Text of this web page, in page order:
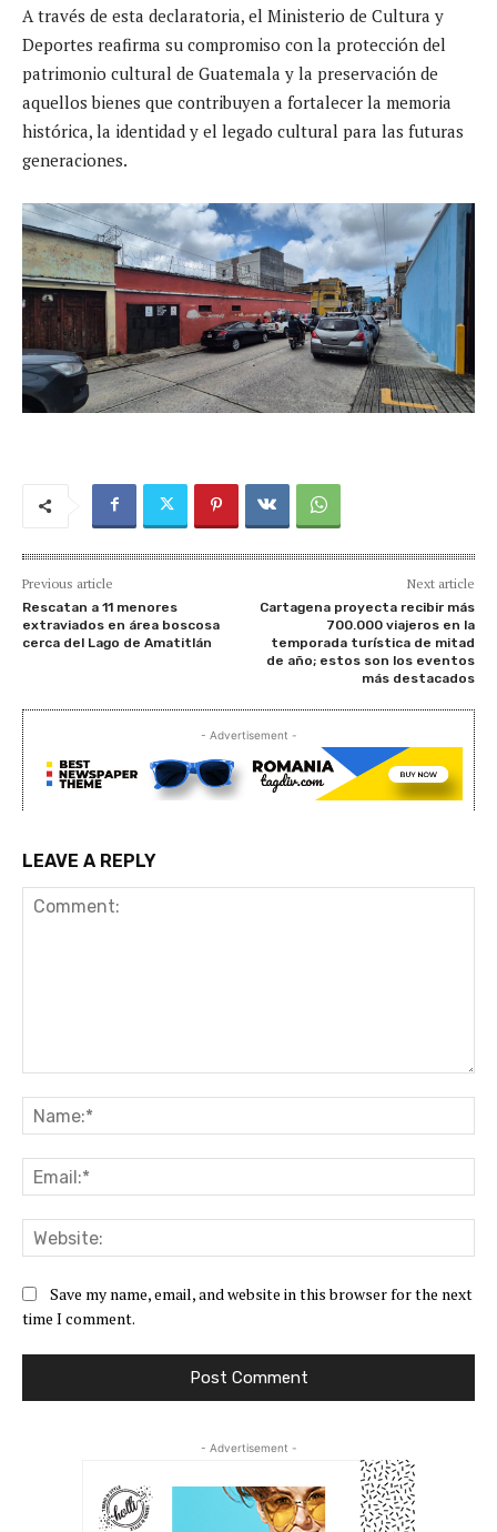
A través de esta declaratoria, el Ministerio de Cultura y
Deportes reafirma su compromiso con la protección del
patrimonio cultural de Guatemala y la preservación de
aquellos bienes que contribuyen a fortalecer la memoria
histórica, la identidad y el legado cultural para las futuras
generaciones.
Previous article
Rescatan a 11 menores
extraviados en área boscosa
cerca del Lago de Amatitlán
Next article
Cartagena proyecta recibir más
700.000 viajeros en la
temporada turística de mitad
de año; estos son los eventos
más destacados
- Advertisement -
LEAVE A REPLY
Save my name, email, and website in this browser for the next
time I comment.
- Advertisement -